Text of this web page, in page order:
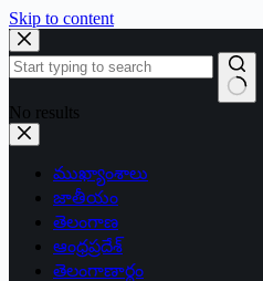
Skip to content
No results
ముఖ్యాంశాలు
జాతీయం
తెలంగాణ
ఆంధ్రప్రదేశ్
తెలంగాణార్థం